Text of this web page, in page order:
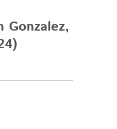
Gonzalez,